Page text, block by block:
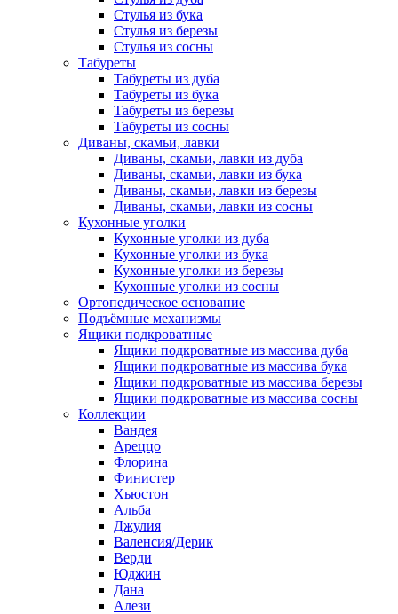
Стулья из бука
Стулья из березы
Стулья из сосны
Табуреты
Табуреты из дуба
Табуреты из бука
Табуреты из березы
Табуреты из сосны
Диваны, скамьи, лавки
Диваны, скамьи, лавки из дуба
Диваны, скамьи, лавки из бука
Диваны, скамьи, лавки из березы
Диваны, скамьи, лавки из сосны
Кухонные уголки
Кухонные уголки из дуба
Кухонные уголки из бука
Кухонные уголки из березы
Кухонные уголки из сосны
Ортопедическое основание
Подъёмные механизмы
Ящики подкроватные
Ящики подкроватные из массива дуба
Ящики подкроватные из массива бука
Ящики подкроватные из массива березы
Ящики подкроватные из массива сосны
Коллекции
Вандея
Ареццо
Флорина
Финистер
Хьюстон
Альба
Джулия
Валенсия/Дерик
Верди
Юджин
Дана
Алези